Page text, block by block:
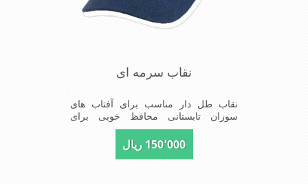
نقاب سرمه ای
نقاب طل دار مناسب برای آفتاب های
سوزان تابستانی محافظ خوبی برای
پوست صورت در برابر نور خورشید بسیار
سبک و دارای طل نگاه دارنده بر روی سر
150٬000 ریال